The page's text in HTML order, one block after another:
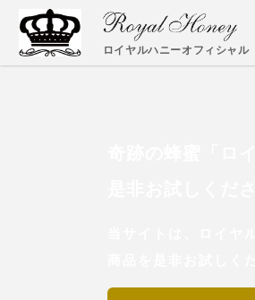
ロイヤルハニーオフィシャル